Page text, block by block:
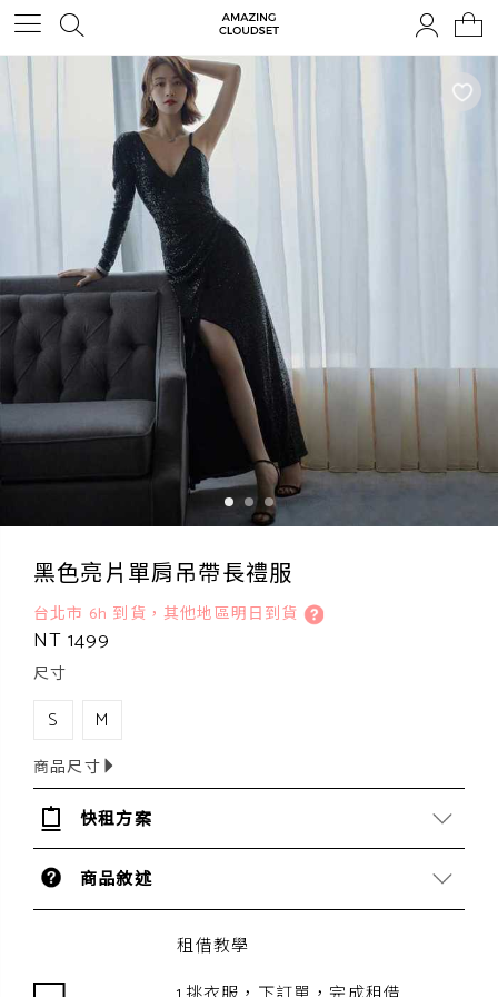
黑色亮片單肩吊帶長禮服
台北市 6h 到貨，其他地區明日到貨
NT 1499
尺寸
S M
商品尺寸
快租方案
商品敘述
租借教學